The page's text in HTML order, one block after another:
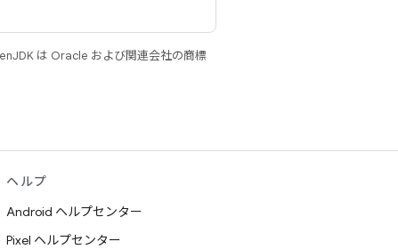
は Oracle および関連会社の商標
ヘルプ
Android ヘルプセンター
Pixel ヘルプセンター